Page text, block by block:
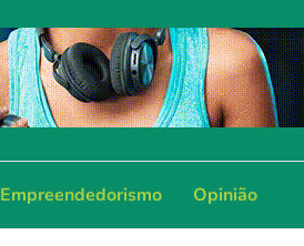
Empreendedorismo Opinião